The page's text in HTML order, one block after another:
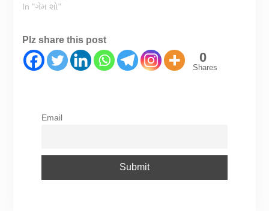
ઓળખો. મૂકવામાં આવી
બાજુ નીચે ફુલસ્ક્રીનના
સિમ્બોલ પર ક્લિક કરતા
ફુલસ્ક્રીન કરી
તમારો રેંક જાણી શકાશે. આ
In "ગેમ શો"
Plz share this post
0
Shares
Email